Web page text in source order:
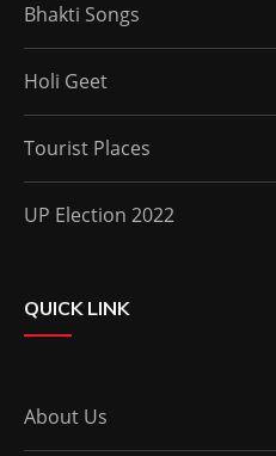
Bhakti Songs
Holi Geet
Tourist Places
UP Election 2022
QUICK LINK
About Us